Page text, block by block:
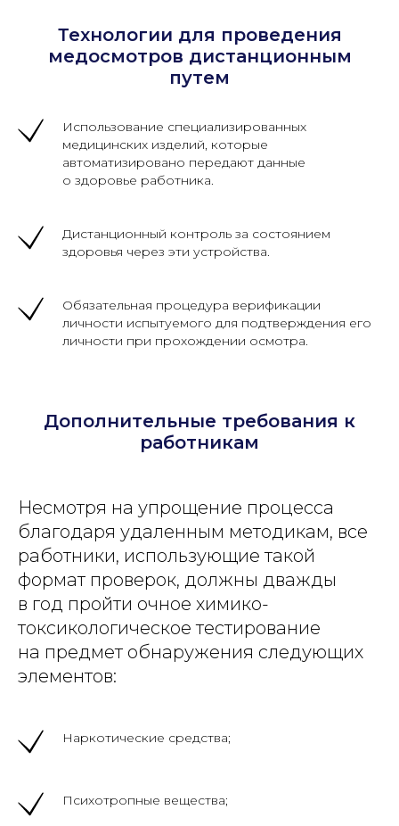
Технологии для проведения
медосмотров дистанционным
путем
Использование специализированных
медицинских изделий, которые
автоматизировано передают данные
о здоровье работника.
Дистанционный контроль за состоянием
здоровья через эти устройства.
Обязательная процедура верификации
личности испытуемого для подтверждения его
личности при прохождении осмотра.
Дополнительные требования к
работникам
Несмотря на упрощение процесса
благодаря удаленным методикам, все
работники, использующие такой
формат проверок, должны дважды
в год пройти очное химико-
токсикологическое тестирование
на предмет обнаружения следующих
элементов:
Наркотические средства;
Психотропные вещества;